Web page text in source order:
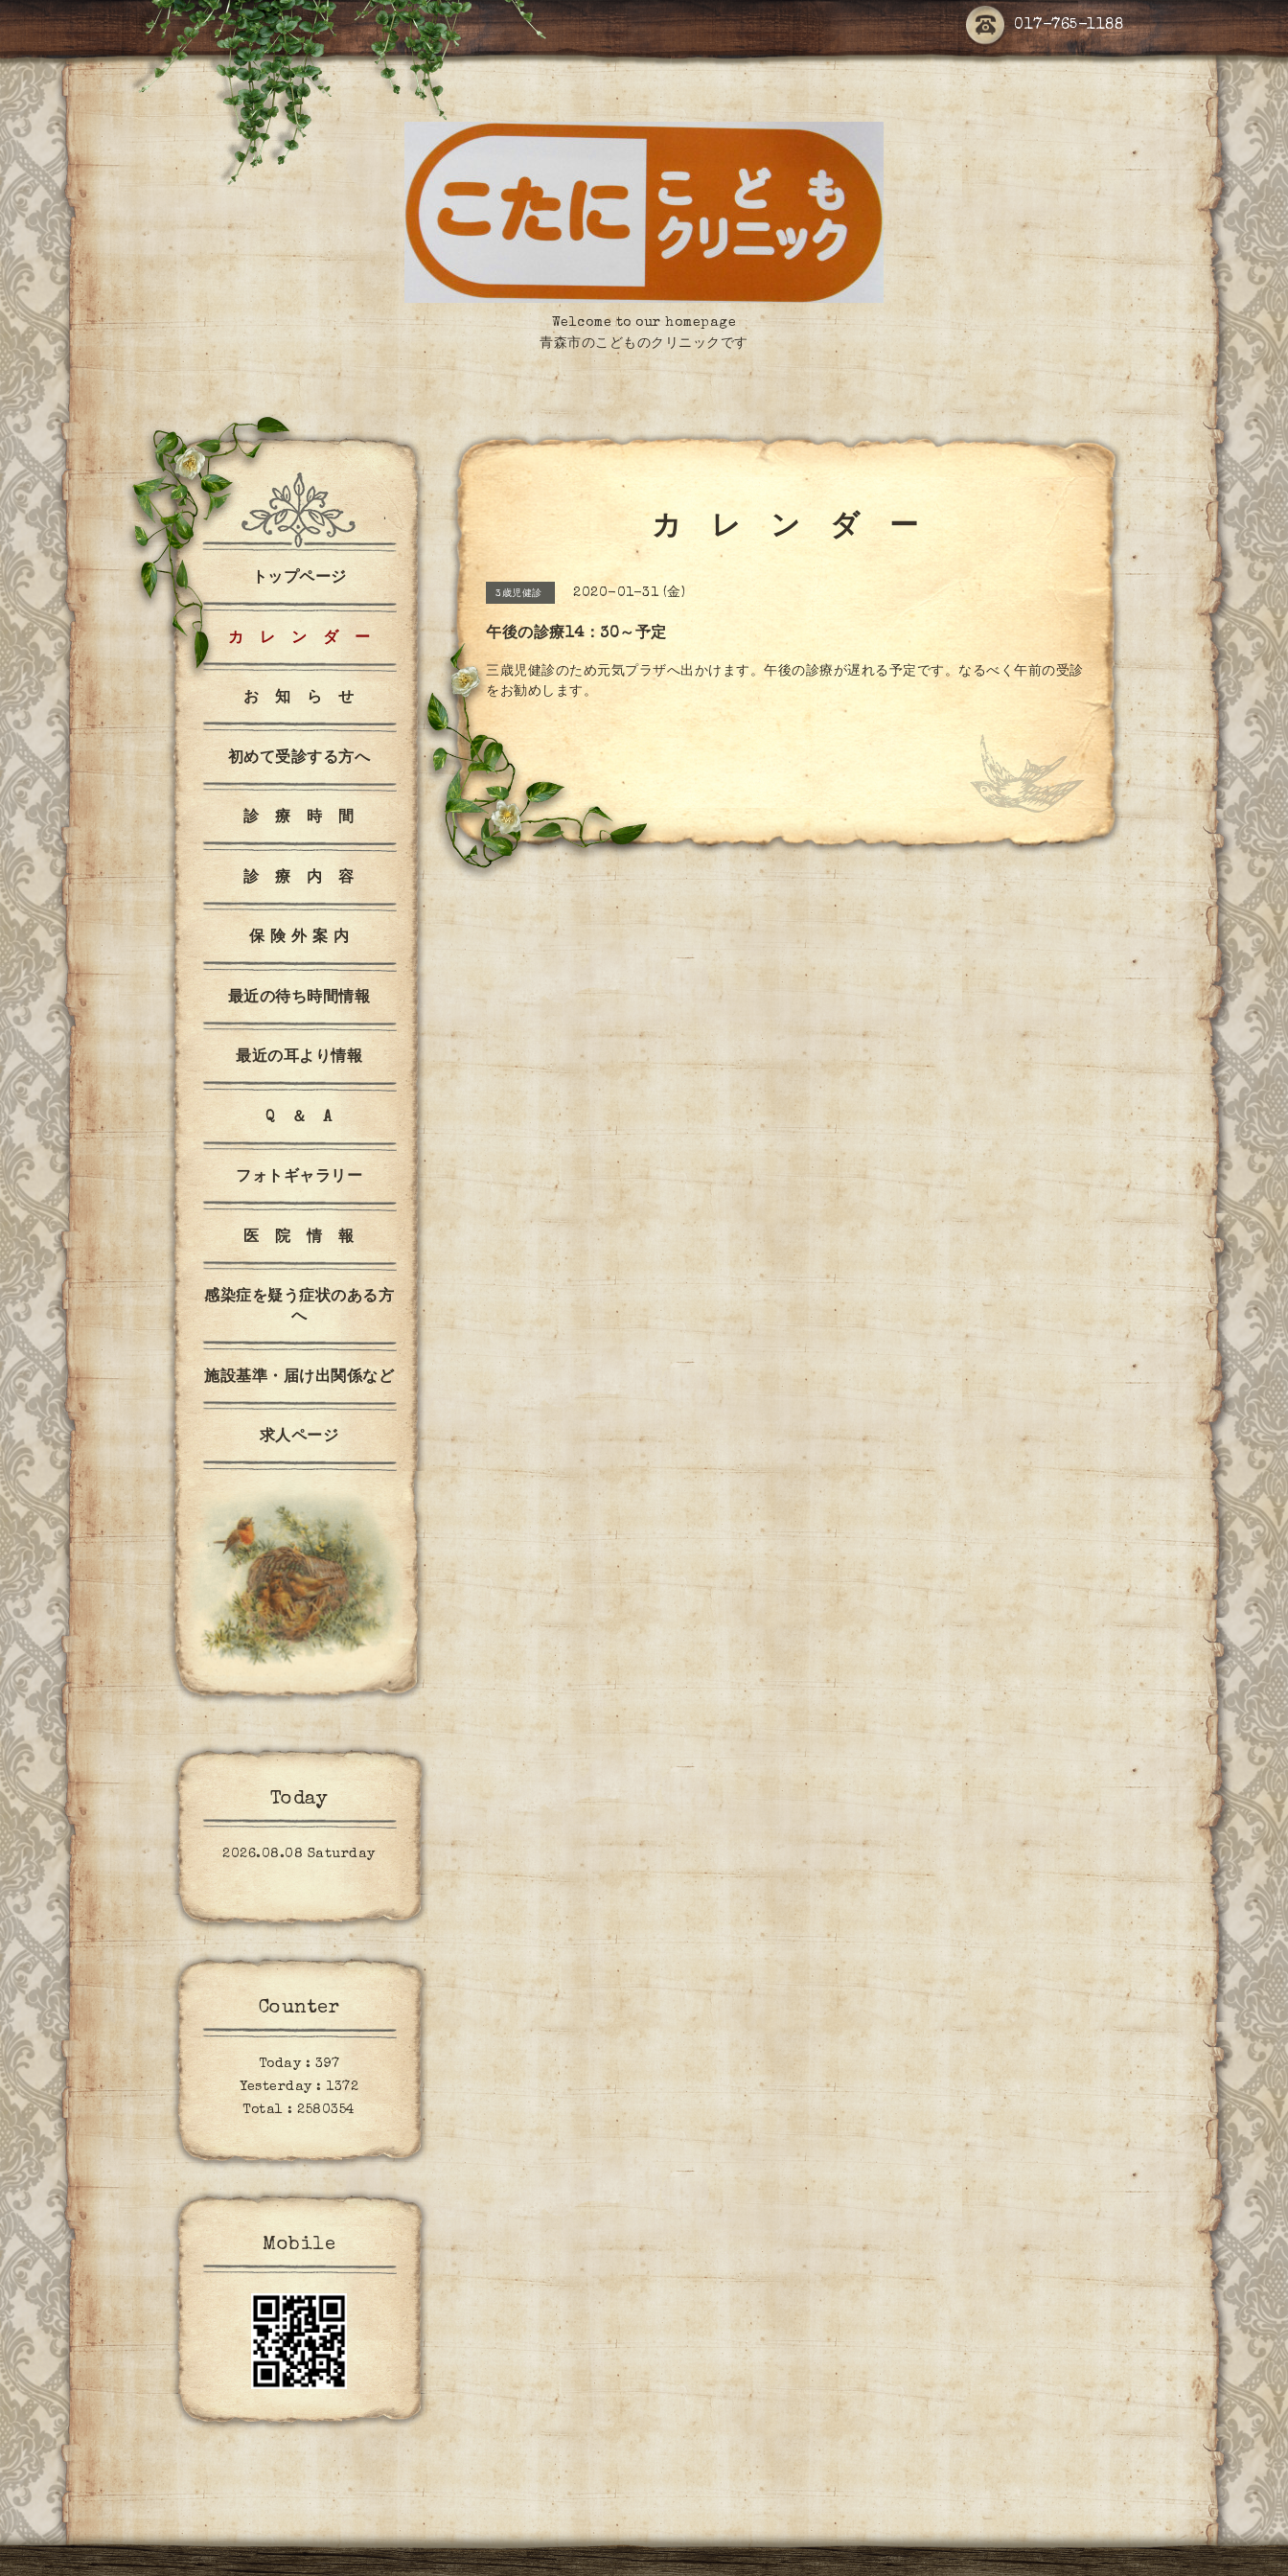
017-765-1188
Welcome to our homepage
青森市のこどものクリニックです
カ レ ン ダ ー
3歳児健診 2020-01-31 (金)
午後の診療14：30～予定
三歳児健診のため元気プラザへ出かけます。午後の診療が遅れる予定です。なるべく午前の受診
をお勧めします。
トップページ
カ レ ン ダ ー
お 知 ら せ
初めて受診する方へ
診 療 時 間
診 療 内 容
保 険 外 案 内
最近の待ち時間情報
最近の耳より情報
Q ＆ A
フォトギャラリー
医 院 情 報
感染症を疑う症状のある方
へ
施設基準・届け出関係など
求人ページ
Today
2026.08.08 Saturday
Counter
Today : 397
Yesterday : 1372
Total :2580354
Mobile